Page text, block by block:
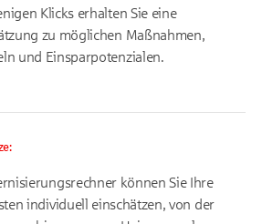
Klicks erhalten Sie eine
zu möglichen Maßnahmen,
und Einsparpotenzialen.
können Sie Ihre
individuell einschätzen, von der